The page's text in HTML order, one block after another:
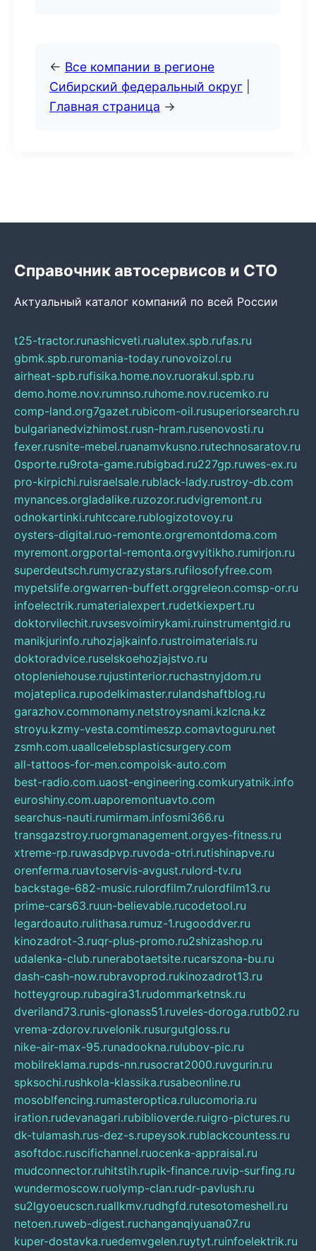
← Все компании в регионе
Сибирский федеральный округ
Главная страница →
Справочник автосервисов и СТО
Актуальный каталог компаний по всей России
t25-tractor.runashicveti.rualutex.spb.rufas.ru
gbmk.spb.ruromania-today.runovoizol.ru
airheat-spb.rufisika.home.nov.ruorakul.spb.ru
demo.home.nov.rumnso.ruhome.nov.rucemko.ru
comp-land.org7gazet.rubicom-oil.rusuperiorsearch.ru
bulgarianedvizhimost.rusn-hram.rusenovosti.ru
fexer.rusnite-mebel.ruanamvkusno.rutechnosaratov.ru
0sporte.ru9rota-game.rubigbad.ru227gp.ruwes-ex.ru
pro-kirpichi.ruisraelsale.rublack-lady.rustroy-db.com
mynances.orgladalike.ruzozor.rudvigremont.ru
odnokartinki.ruhtccare.rublogizotovoy.ru
oysters-digital.ruo-remonte.orgremontdoma.com
myremont.orgportal-remonta.orgvyitikho.rumirjon.ru
superdeutsch.rumycrazystars.rufilosofyfree.com
mypetslife.orgwarren-buffett.orggreleon.comsp-or.ru
infoelectrik.rumaterialexpert.rudetkiexpert.ru
doktorvilechit.ruvsesvoimirykami.ruinstrumentgid.ru
manikjurinfo.ruhozjajkainfo.rustroimaterials.ru
doktoradvice.ruselskoehozjajstvo.ru
otopleniehouse.rujustinterior.ruchastnyjdom.ru
mojateplica.rupodelkimaster.rulandshaftblog.ru
garazhov.commonamy.netstroysnami.kzlcna.kz
stroyu.kzmy-vesta.comtimeszp.comavtoguru.net
zsmh.com.uaallcelebsplasticsurgery.com
all-tattoos-for-men.compoisk-auto.com
best-radio.com.uaost-engineering.comkuryatnik.info
euroshiny.com.uaporemontuavto.com
searchus-nauti.rumirmam.infosmi366.ru
transgazstroy.ruorgmanagement.orgyes-fitness.ru
xtreme-rp.ruwasdpvp.ruvoda-otri.rutishinapve.ru
orenferma.ruavtoservis-avgust.rulord-tv.ru
backstage-682-music.rulordfilm7.rulordfilm13.ru
prime-cars63.ruun-believable.rucodetool.ru
legardoauto.rulithasa.rumuz-1.rugooddver.ru
kinozadrot-3.ruqr-plus-promo.ru2shizashop.ru
udalenka-club.runerabotaetsite.rucarszona-bu.ru
dash-cash-now.rubravoprod.rukinozadrot13.ru
hotteygroup.rubagira31.rudommarketnsk.ru
dveriland73.runis-glonass51.ruveles-doroga.rutb02.ru
vrema-zdorov.ruvelonik.rusurgutgloss.ru
nike-air-max-95.runadookna.rulubov-pic.ru
mobilreklama.rupds-nn.rusocrat2000.ruvgurin.ru
spksochi.rushkola-klassika.rusabeonline.ru
mosoblfencing.rumasteroptica.rulucomoria.ru
iration.rudevanagari.rubiblioverde.ruigro-pictures.ru
dk-tulamash.rus-dez-s.rupeysok.rublackcountess.ru
asoftdoc.ruscifichannel.ruocenka-appraisal.ru
mudconnector.ruhitstih.rupik-finance.ruvip-surfing.ru
wundermoscow.ruolymp-clan.rudr-pavlush.ru
su2lgyoeucscn.ruallkmv.rudhgfd.rutesotomeshell.ru
netoen.ruweb-digest.ruchanganqiyuana07.ru
kuper-dostavka.ruedemvgelen.ruytyt.ruinfoelektrik.ru